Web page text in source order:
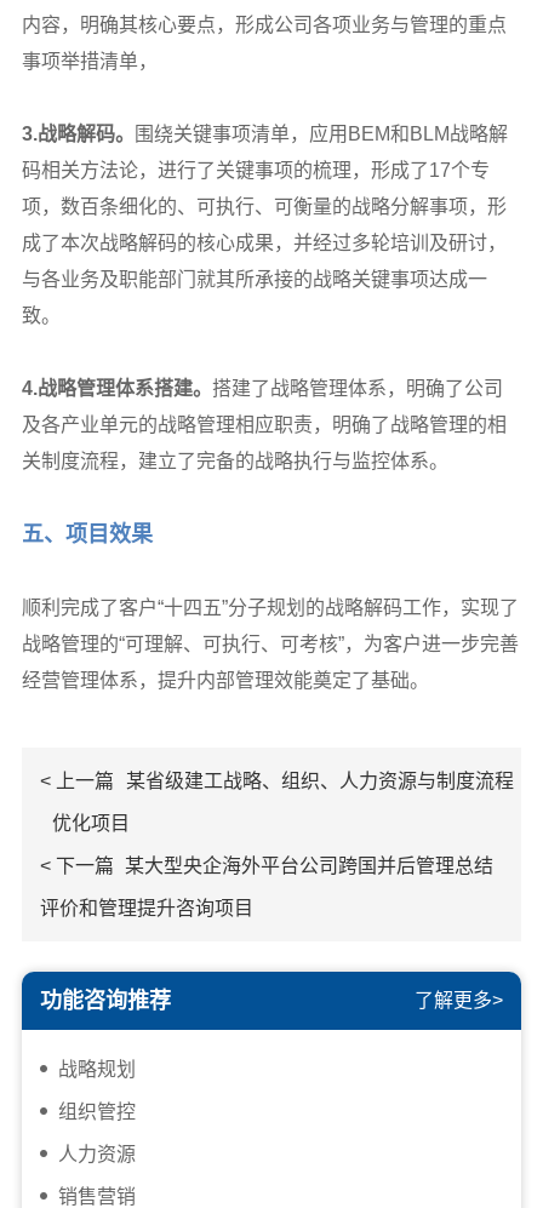
内容，明确其核心要点，形成公司各项业务与管理的重点
事项举措清单，
3.战略解码。
围绕关键事项清单，应用BEM和BLM战略解
码相关方法论，进行了关键事项的梳理，形成了17个专
项，数百条细化的、可执行、可衡量的战略分解事项，形
成了本次战略解码的核心成果，并经过多轮培训及研讨，
与各业务及职能部门就其所承接的战略关键事项达成一
致。
4.战略管理体系搭建。 搭建了战略管理体系，明确了公司
及各产业单元的战略管理相应职责，明确了战略管理的相
关制度流程，建立了完备的战略执行与监控体系。
五、项目效果
顺利完成了客户“十四五”分子规划的战略解码工作，实现了
战略管理的“可理解、可执行、可考核”，为客户进一步完善
经营管理体系，提升内部管理效能奠定了基础。
< 上一篇 某省级建工战略、组织、人力资源与制度流程
优化项目
< 下一篇 某大型央企海外平台公司跨国并后管理总结
评价和管理提升咨询项目
功能咨询推荐 了解更多>
战略规划
组织管控
人力资源
销售营销